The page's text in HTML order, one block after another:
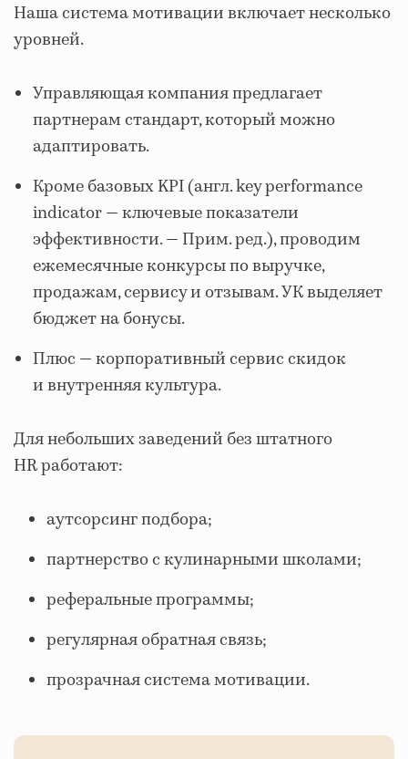
Наша система мотивации включает несколько
уровней.
Управляющая компания предлагает
партнерам стандарт, который можно
адаптировать.
Кроме базовых KPI (англ. key performance
indicator — ключевые показатели
эффективности. — Прим. ред.), проводим
ежемесячные конкурсы по выручке,
продажам, сервису и отзывам. УК выделяет
бюджет на бонусы.
Плюс — корпоративный сервис скидок
и внутренняя культура.
Для небольших заведений без штатного
HR работают:
аутсорсинг подбора;
партнерство с кулинарными школами;
реферальные программы;
регулярная обратная связь;
прозрачная система мотивации.